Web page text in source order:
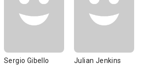
Sergio Gibello Julian Jenkins